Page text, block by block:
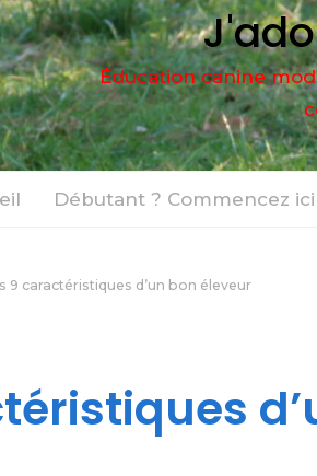
Éducation canine
Débutant ? Commencez ici
9 caractéristiques d’un bon éleveur